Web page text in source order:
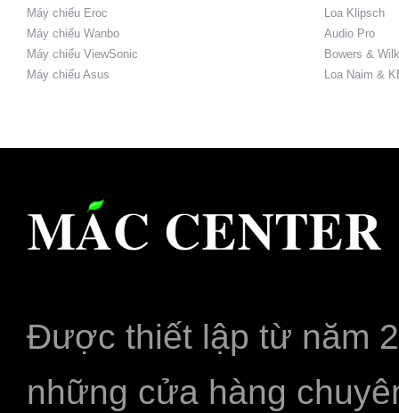
Máy chiếu Eroc
Máy chiếu Wanbo
Máy chiếu ViewSonic
Máy chiếu Asus
Loa Klipsch
Audio Pro
Bowers &
Loa Naim &
Được thiết lập từ năm
những cửa hàng